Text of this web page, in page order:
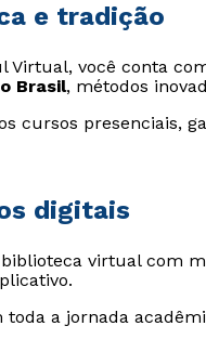
e tradição
Virtual, você conta
Brasil, métodos
cursos presenciais,
digitais
virtual com
a jornada